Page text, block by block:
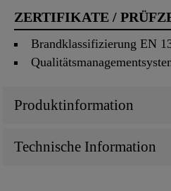
ZERTIFIKATE /
Brandklassifizierung EN
Produktinformation
Technische Information